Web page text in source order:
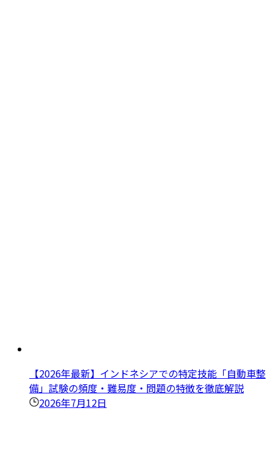
【2026年最新】インドネシアでの特定技能「自動車整
備」試験の頻度・難易度・問題の特徴を徹底解説
2026年7月12日